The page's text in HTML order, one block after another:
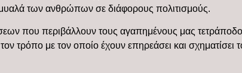
μυαλά των ανθρώπων σε διάφορους πολιτισμούς.
που περιβάλλουν τους αγαπημένους μας
τρόπο με τον οποίο έχουν επηρεάσει και σχηματίσει